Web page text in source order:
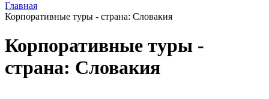
Главная
Корпоративные туры - страна: Словакия
Корпоративные туры -
страна: Словакия